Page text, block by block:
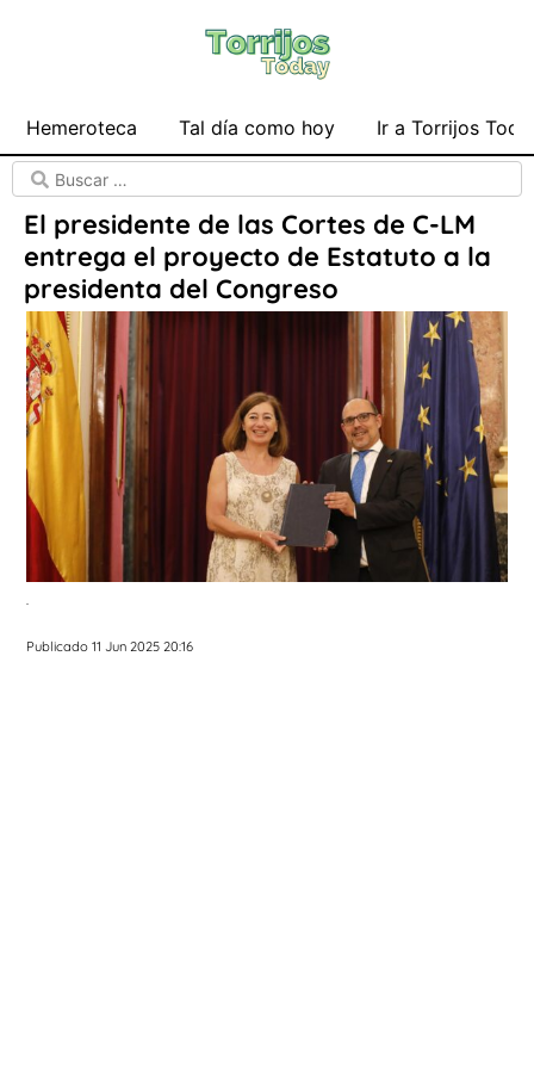
Hemeroteca Tal día como hoy Ir a Torrijos
El presidente de las Cortes de C-LM
entrega el proyecto de Estatuto a la
presidenta del Congreso
.
Publicado 11 Jun 2025 20:16